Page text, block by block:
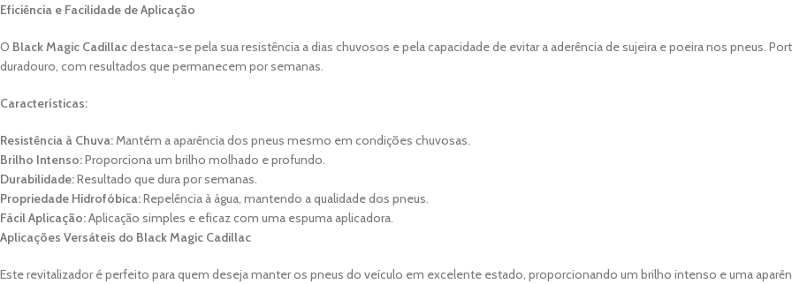
Eficiência e Facilidade de Aplicação
O Black Magic Cadillacdestaca-se pela sua resistência a dias chuvosos e pela capacidade de evitar a aderência de sujeira e poeira nos pneus.
duradouro, com resultados que permanecem por semanas.
Características:
Resistência à Chuva: Mantém a aparência dos pneus mesmo em condições chuvosas.
Brilho Intenso:Proporciona um brilho molhado e profundo.
Durabilidade:Resultado que dura por semanas.
Propriedade Hidrofóbica:Repelência à água, mantendo a qualidade dos pneus.
Fácil Aplicação:Aplicação simples e eficaz com uma espuma aplicadora.
Aplicações Versáteis do Black Magic Cadillac
Este revitalizador é perfeito para quem deseja manter os pneus do veículo em excelente estado, proporcionando um brilho intenso e uma